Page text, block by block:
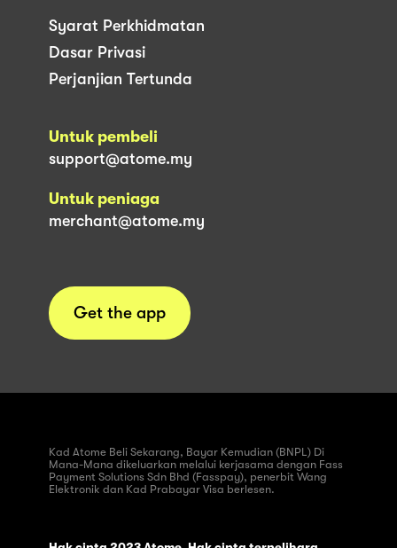
Syarat Perkhidmatan
Dasar Privasi
Perjanjian Tertunda
Untuk pembeli
support@atome.my
Untuk peniaga
merchant@atome.my
Get the app
Kad Atome Beli Sekarang, Bayar Kemudian (BNPL) Di
Mana-Mana dikeluarkan melalui kerjasama dengan Fass
Payment Solutions Sdn Bhd (Fasspay), penerbit Wang
Elektronik dan Kad Prabayar Visa berlesen.